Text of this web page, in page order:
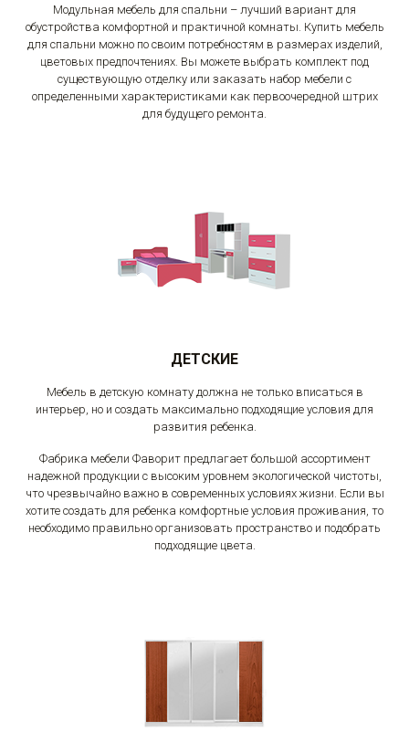
Модульная мебель для спальни – лучший вариант для
обустройства комфортной и практичной комнаты. Купить мебель
для спальни можно по своим потребностям в размерах изделий,
цветовых предпочтениях. Вы можете выбрать комплект под
существующую отделку или заказать набор мебели с
определенными характеристиками как первоочередной штрих
для будущего ремонта.
ДЕТСКИЕ
Мебель в детскую комнату должна не только вписаться в
интерьер, но и создать максимально подходящие условия для
развития ребенка.
Фабрика мебели Фаворит предлагает большой ассортимент
надежной продукции с высоким уровнем экологической чистоты,
что чрезвычайно важно в современных условиях жизни. Если вы
хотите создать для ребенка комфортные условия проживания, то
необходимо правильно организовать пространство и подобрать
подходящие цвета.